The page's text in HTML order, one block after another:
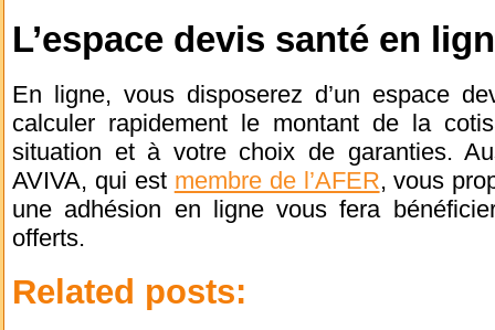
L’espace devis santé en
En ligne, vous disposerez d’un espace
calculer rapidement le montant de la
situation et à votre choix de garanties.
AVIVA, qui est membre de l’AFER, vous
une adhésion en ligne vous fera
offerts.
Related posts: